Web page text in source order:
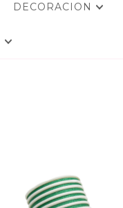
DECORACION